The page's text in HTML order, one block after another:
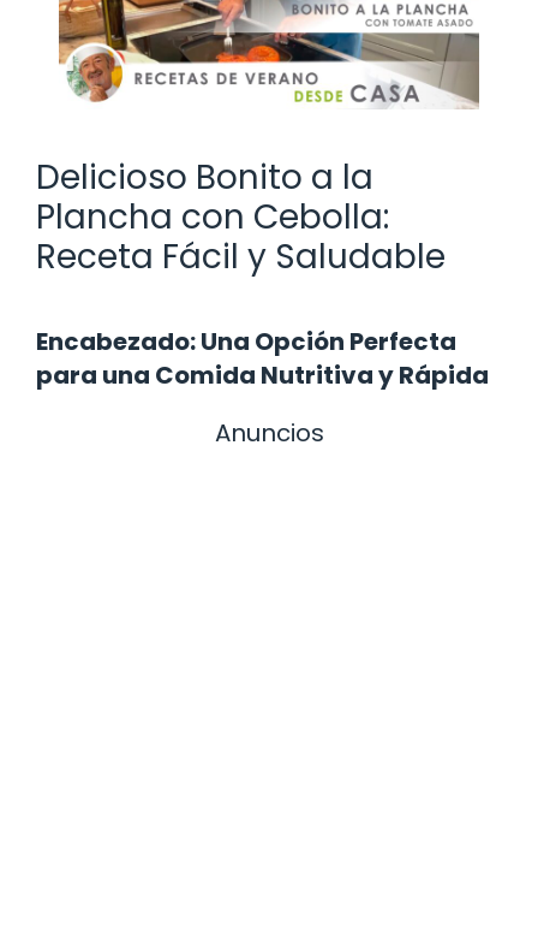
Delicioso Bonito a la
Plancha con Cebolla:
Receta Fácil y Saludable
Encabezado: Una Opción Perfecta
para una Comida Nutritiva y Rápida
Anuncios